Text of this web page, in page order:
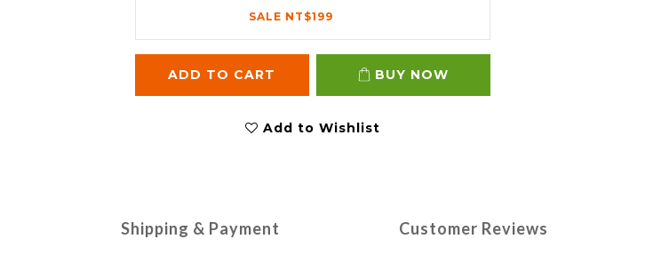
SALE NT$199
ADD TO CART BUY NOW
Add to Wishlist
Shipping & Payment Customer Reviews